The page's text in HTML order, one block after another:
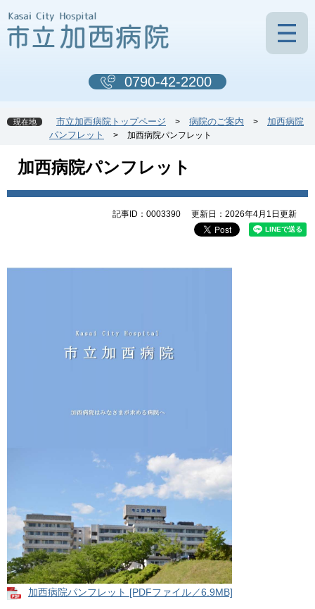
ー
ジ
。
ニ
ュ
て
0790-42-2200
現在地 市立加西病院トップページ > 病院のご案内 >
加西病院
パンフレット
> 加西病院パンフレット
加西病院パンフレット
記事ID：0003390 更新日：2026年4月1日更新
加西病院パンフレット [PDFファイル／6.9MB]